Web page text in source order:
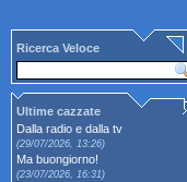
Ricerca Veloce
Ultime cazzate
Dalla radio e dalla tv
(29/07/2026, 13:26)
Ma buongiorno!
(23/07/2026, 16:31)